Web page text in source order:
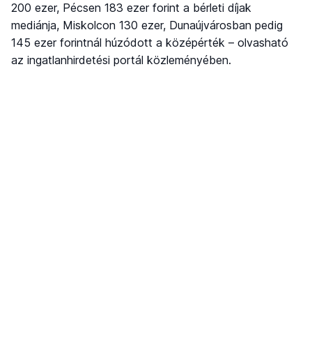
200 ezer, Pécsen 183 ezer forint a bérleti díjak
mediánja, Miskolcon 130 ezer, Dunaújvárosban pedig
145 ezer forintnál húzódott a középérték – olvasható
az ingatlanhirdetési portál közleményében.